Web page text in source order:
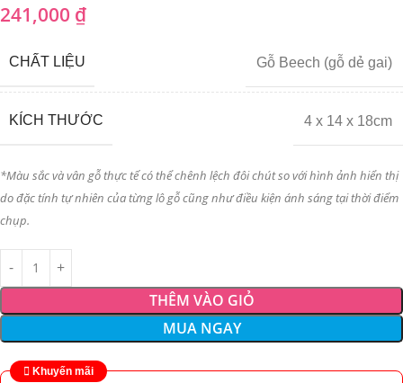
241,000 ₫
CHẤT LIỆU Gỗ Beech (gỗ dẻ gai)
KÍCH THƯỚC 4 x 14 x 18cm
*Màu sắc và vân gỗ thực tế có thể chênh lệch đôi chút so với hình ảnh hiển thị
do đặc tính tự nhiên của từng lô gỗ cũng như điều kiện ánh sáng tại thời điểm
chụp.
THÊM VÀO GIỎ
MUA NGAY
Khuyến mãi